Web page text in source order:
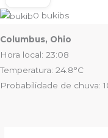
0 bukibs
Columbus, Ohio
Hora local: 23:08
Temperatura: 24.8°C
Probabilidade de chuva: